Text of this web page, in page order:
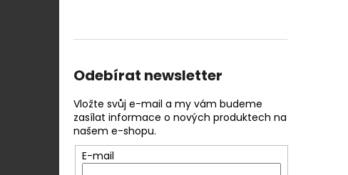
Odebírat newsletter
Vložte svůj e-mail a my vám budeme
zasílat informace o nových produktech na
našem e-shopu.
E-mail